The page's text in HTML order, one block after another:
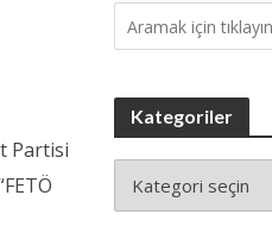
Partisi
Kategoriler